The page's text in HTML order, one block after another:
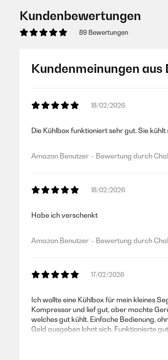
Kundenbewertungen
89 Bewertungen
Kundenmeinungen aus
18/02/2026
Die Kühlbox funktioniert sehr gut. Sie
Amazon Benutzer – Bewertung durch
18/02/2026
Habe ich verschenkt
Amazon Benutzer – Bewertung durch
17/02/2026
Ich wollte eine Kühlbox für mein kleines
Kompressor und lief gut, aber machte
welches gut kühlt. Einfache Bedienung,
Geld ausgeben lohnt sich. Funktionierte
Amazon Benutzer – Bewertung durch